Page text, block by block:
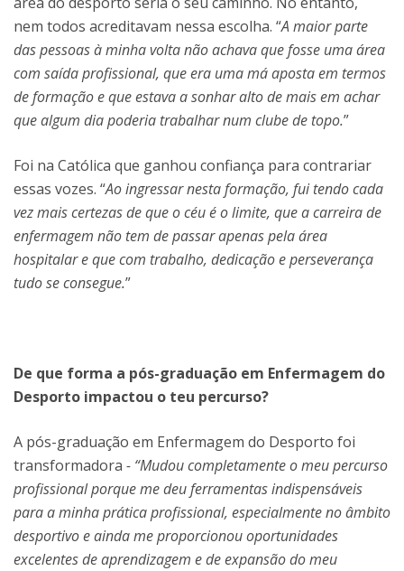
nem todos acreditavam nessa escolha. “A maior parte
das pessoas à minha volta não achava que fosse uma área
com saída profissional, que era uma má aposta em termos
de formação e que estava a sonhar alto de mais em achar
que algum dia poderia trabalhar num clube de topo.”
Foi na Católica que ganhou confiança para contrariar
essas vozes. “Ao ingressar nesta formação, fui tendo cada
vez mais certezas de que o céu é o limite, que a carreira de
enfermagem não tem de passar apenas pela área
hospitalar e que com trabalho, dedicação e perseverança
tudo se consegue.”
De que forma a pós-graduação em Enfermagem do
Desporto impactou o teu percurso?
A pós-graduação em Enfermagem do Desporto foi
transformadora - “Mudou completamente o meu percurso
profissional porque me deu ferramentas indispensáveis
para a minha prática profissional, especialmente no âmbito
desportivo e ainda me proporcionou oportunidades
excelentes de aprendizagem e de expansão do meu